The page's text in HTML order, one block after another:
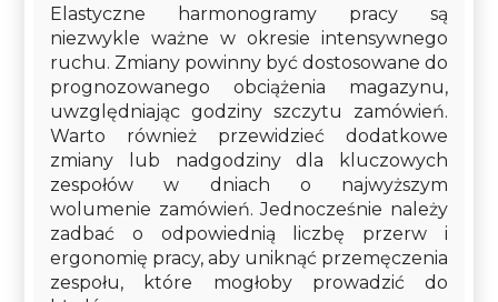
Elastyczne harmonogramy pracy są
niezwykle ważne w okresie intensywnego
ruchu. Zmiany powinny być dostosowane do
prognozowanego obciążenia magazynu,
uwzględniając godziny szczytu zamówień.
Warto również przewidzieć dodatkowe
zmiany lub nadgodziny dla kluczowych
zespołów w dniach o najwyższym
wolumenie zamówień. Jednocześnie należy
zadbać o odpowiednią liczbę przerw i
ergonomię pracy, aby uniknąć przemęczenia
zespołu, które mogłoby prowadzić do